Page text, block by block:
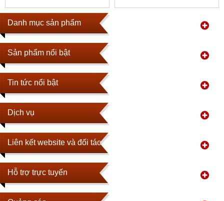
Danh mục sản phẩm
Sản phẩm nổi bật
Tin tức nổi bật
Dịch vụ
Liên kết website và đối tác
Hỗ trợ trực tuyến